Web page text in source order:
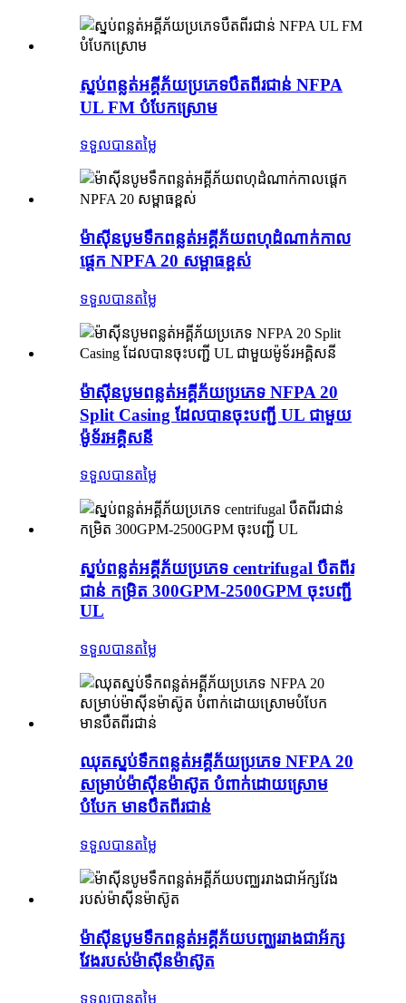
ស្នប់ពន្លត់អគ្គីភ័យប្រភេទបឺតពីរជាន់ NFPA
UL FM បំបែកស្រោម
ទទួលបានតម្លៃ
ម៉ាស៊ីនបូមទឹកពន្លត់អគ្គីភ័យពហុដំណាក់កាល
ផ្ដេក NPFA 20 សម្ពាធខ្ពស់
ទទួលបានតម្លៃ
ម៉ាស៊ីនបូមពន្លត់អគ្គីភ័យប្រភេទ NFPA 20
Split Casing ដែលបានចុះបញ្ជី UL ជាមួយ
ម៉ូទ័រអគ្គិសនី
ទទួលបានតម្លៃ
ស្នប់ពន្លត់អគ្គីភ័យប្រភេទ centrifugal បឺតពីរ
ជាន់ កម្រិត 300GPM-2500GPM ចុះបញ្ជី
UL
ទទួលបានតម្លៃ
ឈុតស្នប់ទឹកពន្លត់អគ្គីភ័យប្រភេទ NFPA 20
សម្រាប់ម៉ាស៊ីនម៉ាស៊ូត បំពាក់ដោយស្រោម
បំបែក មានបឺតពីរជាន់
ទទួលបានតម្លៃ
ម៉ាស៊ីនបូមទឹកពន្លត់អគ្គីភ័យបញ្ឈររាងជាអ័ក្ស
វែងរបស់ម៉ាស៊ីនម៉ាស៊ូត
ទទួលបានតម្លៃ